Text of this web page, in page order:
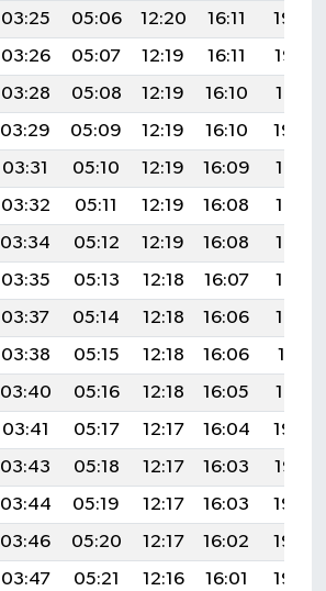
03:25 05:06 12:20 16:11
19:24
03:26 05:07 12:19 16:11
19:22
03:28 05:08 12:19 16:10
19:21
03:29 05:09 12:19 16:10
19:20
03:31 05:10 12:19 16:09
19:18
03:32 05:11 12:19 16:08
19:17
03:34 05:12 12:19 16:08
19:15
03:35 05:13 12:18 16:07
19:14
03:37 05:14 12:18 16:06
19:13
03:38 05:15 12:18 16:06
19:11
03:40 05:16 12:18 16:05
19:10
03:41 05:17 12:17 16:04
19:08
03:43 05:18 12:17 16:03
19:07
03:44 05:19 12:17 16:03
19:05
03:46 05:20 12:17 16:02
19:03
03:47 05:21 12:16 16:01 19:02